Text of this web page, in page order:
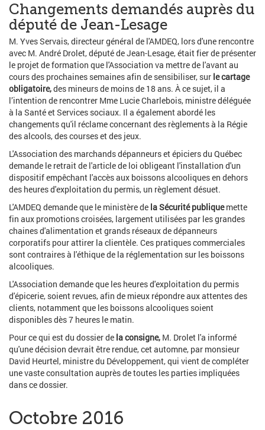
Changements demandés auprès du
député de Jean-Lesage
M. Yves Servais, directeur général de l'AMDEQ, lors d'une rencontre
avec M. André Drolet, député de Jean-Lesage, était fier de présenter
le projet de formation que l'Association va mettre de l'avant au
cours des prochaines semaines afin de sensibiliser, sur le cartage
obligatoire,des mineurs de moins de 18 ans. À ce sujet, il a
l’intention de rencontrer Mme Lucie Charlebois, ministre déléguée
à la Santé et Services sociaux. Il a également abordé les
changements qu'il réclame concernant des règlements à la Régie
des alcools, des courses et des jeux.
L'Association des marchands dépanneurs et épiciers du Québec
demande le retrait de l'article de loi obligeant l'installation d'un
dispositif empêchant l'accès aux boissons alcooliques en dehors
des heures d'exploitation du permis, un règlement désuet.
L'AMDEQ demande que le ministère de la Sécurité publiquemette
fin aux promotions croisées, largement utilisées par les grandes
chaines d'alimentation et grands réseaux de dépanneurs
corporatifs pour attirer la clientèle. Ces pratiques commerciales
sont contraires à l'éthique de la réglementation sur les boissons
alcooliques.
L'Association demande que les heures d'exploitation du permis
d'épicerie, soient revues, afin de mieux répondre aux attentes des
clients, notamment que les boissons alcooliques soient
disponibles dès 7 heures le matin.
Pour ce qui est du dossier de la consigne, M. Drolet l'a informé
qu'une décision devrait être rendue, cet automne, par monsieur
David Heurtel, ministre du Développement, qui vient de compléter
une vaste consultation auprès de toutes les parties impliquées
dans ce dossier.
Octobre 2016